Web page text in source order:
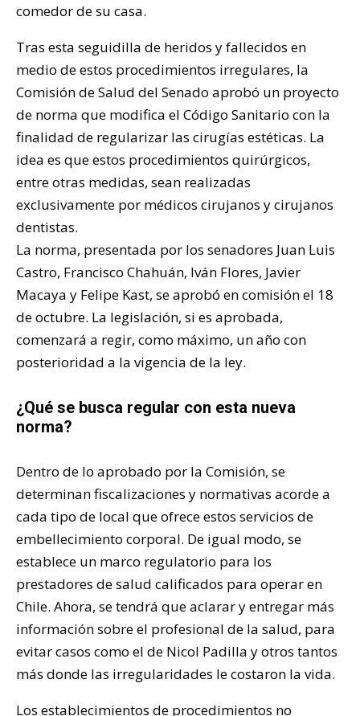
comedor de su casa.
Tras esta seguidilla de heridos y fallecidos en
medio de estos procedimientos irregulares, la
Comisión de Salud del Senado aprobó un proyecto
de norma que modifica el Código Sanitario con la
finalidad de regularizar las cirugías estéticas. La
idea es que estos procedimientos quirúrgicos,
entre otras medidas, sean realizadas
exclusivamente por médicos cirujanos y cirujanos
dentistas.
La norma, presentada por los senadores Juan Luis
Castro, Francisco Chahuán, Iván Flores, Javier
Macaya y Felipe Kast, se aprobó en comisión el 18
de octubre. La legislación, si es aprobada,
comenzará a regir, como máximo, un año con
posterioridad a la vigencia de la ley.
¿Qué se busca regular con esta nueva
norma?
Dentro de lo aprobado por la Comisión, se
determinan fiscalizaciones y normativas acorde a
cada tipo de local que ofrece estos servicios de
embellecimiento corporal. De igual modo, se
establece un marco regulatorio para los
prestadores de salud calificados para operar en
Chile. Ahora, se tendrá que aclarar y entregar más
información sobre el profesional de la salud, para
evitar casos como el de Nicol Padilla y otros tantos
más donde las irregularidades le costaron la vida.
Los establecimientos de procedimientos no